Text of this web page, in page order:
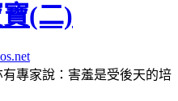
(二)
專家說：害羞是受後天的培